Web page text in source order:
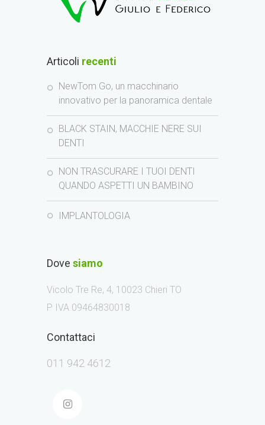
Articoli recenti
NewTom Go, un macchinario
innovativo per la panoramica dentale
BLACK STAIN, MACCHIE NERE SUI
DENTI
NON TRASCURARE I TUOI DENTI
QUANDO ASPETTI UN BAMBINO
IMPLANTOLOGIA
Dove siamo
Vicolo Tre Re, 4, 10023 Chieri TO
P IVA 09464830018
Contattaci
011 942 4612